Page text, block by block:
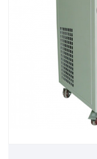
масляные
12 месяцев, любые
дефекты самого
обслуживание до
гарантии. Мы с
стать вашим
промышленных
Охлаждающая
Хладагент: Р22/
Источник питания: